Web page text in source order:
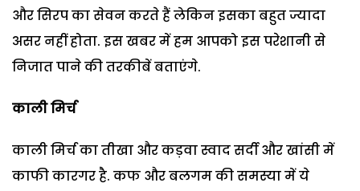
और सिरप का सेवन करते हैं लेकिन इसका बहुत ज्यादा
असर नहीं होता. इस खबर में हम आपको इस परेशानी से
निजात पाने की तरकीबें बताएंगे.
काली मिर्च
काली मिर्च का तीखा और कड़वा स्वाद सर्दी और खांसी में
काफी कारगर है. कफ और बलगम की समस्या में ये